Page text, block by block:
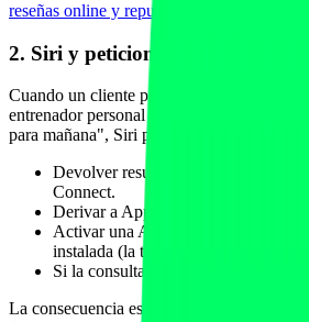
reseñas online y reputación con IA
2. Siri y peticiones de voz
Cuando un cliente potencial dice "Hey
entrenador personal cerca" o "Hey Siri,
para mañana", Siri puede:
Devolver resultados de Apple Maps
Connect.
Derivar a Apple Maps con
Activar una App Intent si el usuario
instalada (la tuya o una plataforma
Si la consulta es compleja, ofrecer
La consecuencia es clara: si tu app tiene